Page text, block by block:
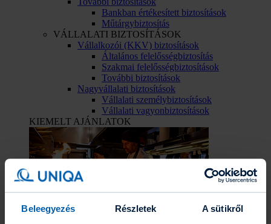
Beleegyezés Részletek A sütikről
Bankban értékesített biztosítások
Műtárgybiztosítás
VÁLLALATI BIZTOSÍTÁSOK
Vállalkozói (KKV) biztosítások
Általános felelősségbiztosítás
Szakmai felelősségbiztosítások
További biztosítások
Nagyvállalati biztosítások
Vállalati személybiztosítások
Vállalati vagyonbiztosítások
KIEMELT AJÁNLATOK